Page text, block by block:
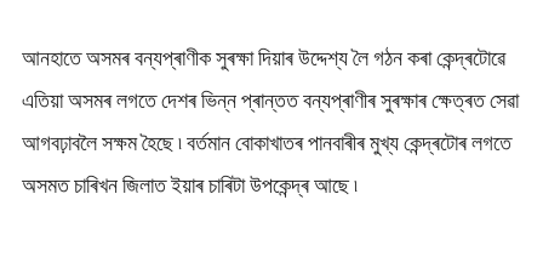
আনহাতে অসমৰ বন্যপ্ৰাণীক সুৰক্ষা দিয়াৰ উদ্দেশ্য লৈ গঠন কৰা কেন্দ্ৰটোৱে
এতিয়া অসমৰ লগতে দেশৰ ভিন্ন প্ৰান্তত বন্যপ্ৰাণীৰ সুৰক্ষাৰ ক্ষেত্ৰত সেৱা
আগবঢ়াবলৈ সক্ষম হৈছে ৷ বৰ্তমান বোকাখাতৰ পানবাৰীৰ মুখ্য কেন্দ্ৰটোৰ লগতে
অসমত চাৰিখন জিলাত ইয়াৰ চাৰিটা উপকেন্দ্ৰ আছে ৷